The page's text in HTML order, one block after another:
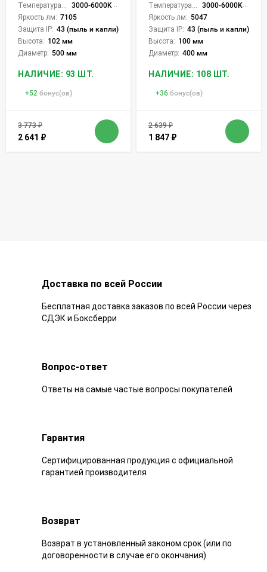
3000-6000K (плавная рег.)
Яркость лм: 7105
Защита IP: 43 (пыль и капли)
Высота: 102 мм
Диаметр: 500 мм
НАЛИЧИЕ: 93 ШТ.
+52 бонус(ов)
3 773₽
2 641 ₽
3000-6000K (плавная рег.)
Яркость лм: 5047
Защита IP: 43 (пыль и капли)
Высота: 100 мм
Диаметр: 400 мм
НАЛИЧИЕ: 108 ШТ.
+36 бонус(ов)
2 639₽
1 847 ₽
Доставка по всей России
Бесплатная доставка заказов по всей России через
СДЭК и Боксберри
Вопрос-ответ
Ответы на самые частые вопросы покупателей
Гарантия
Сертифицированная продукция с официальной
гарантией производителя
Возврат
Возврат в установленный законом срок (или по
договоренности в случае его окончания)